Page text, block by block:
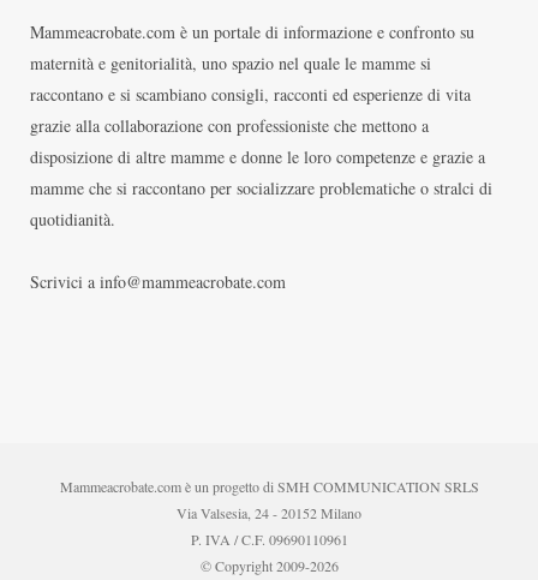
Mammeacrobate.com è un portale di informazione e confronto su
maternità e genitorialità, uno spazio nel quale le mamme si
raccontano e si scambiano consigli, racconti ed esperienze di vita
grazie alla collaborazione con professioniste che mettono a
disposizione di altre mamme e donne le loro competenze e grazie a
mamme che si raccontano per socializzare problematiche o stralci di
quotidianità.
Scrivici a info@mammeacrobate.com
Mammeacrobate.com è un progetto di SMH COMMUNICATION SRLS
Via Valsesia, 24 - 20152 Milano
P. IVA / C.F. 09690110961
© Copyright 2009-2026